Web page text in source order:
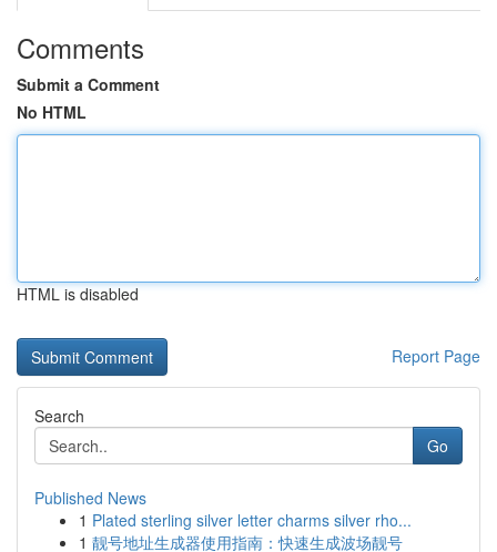
Comments
Submit a Comment
No HTML
HTML is disabled
Report Page
Search
Go
Published News
1 Plated sterling silver letter charms silver rho...
1 靓号地址生成器使用指南：快速生成波场靓号